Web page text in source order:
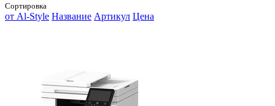
Сортировка
от Al-Style Название Артикул Цена